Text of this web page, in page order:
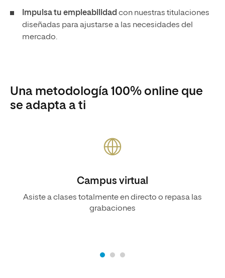
Impulsa tu empleabilidad con nuestras titulaciones
diseñadas para ajustarse a las necesidades del
mercado.
Una metodología 100% online que
se adapta a ti
Campus virtual
Asiste a clases totalmente en directo o repasa las
grabaciones